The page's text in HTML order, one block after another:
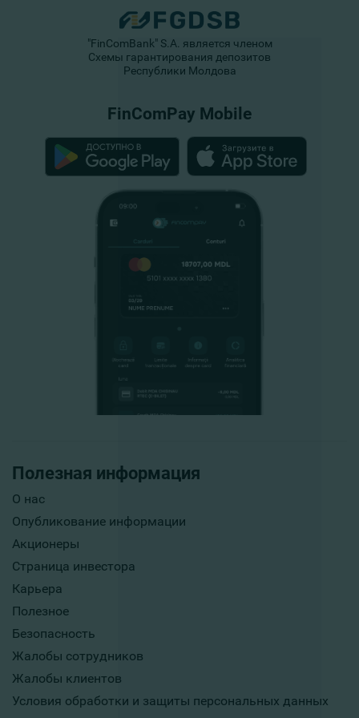
Полезная информация
О нас
Опубликование информации
Акционеры
Страница инвестора
Карьера
Полезное
Безопасность
Жалобы сотрудников
Жалобы клиентов
Условия обработки и защиты персональных данных
"FinComBank" S.A. является членом
Схемы гарантирования депозитов
Республики Молдова
FinComPay Mobile